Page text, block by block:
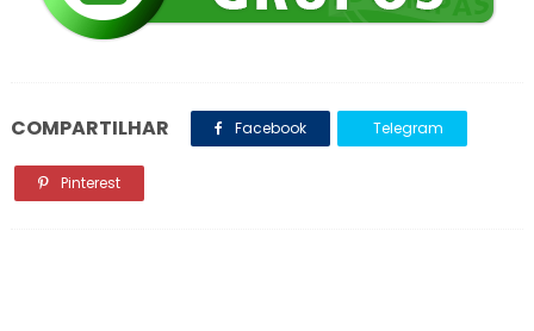
COMPARTILHAR Facebook Telegram
Pinterest